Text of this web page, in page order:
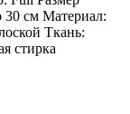
30 см Материал:
Ткань:
стирка